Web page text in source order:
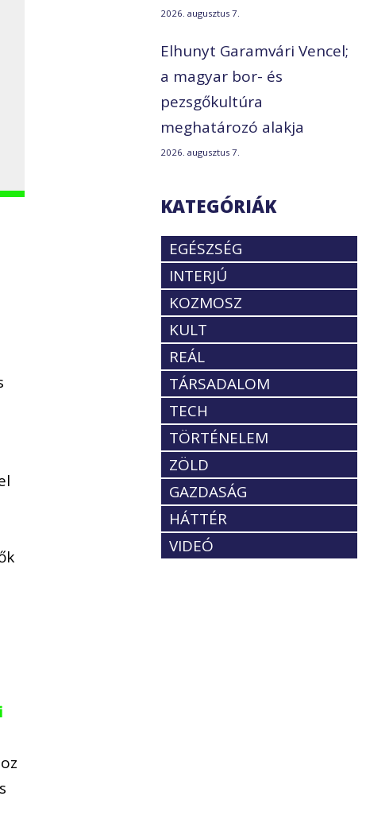
2026. augusztus 7.
Elhunyt Garamvári Vencel;
a magyar bor- és
pezsgőkultúra
meghatározó alakja
2026. augusztus 7.
KATEGÓRIÁK
EGÉSZSÉG
INTERJÚ
KOZMOSZ
KULT
REÁL
TÁRSADALOM
TECH
TÖRTÉNELEM
ZÖLD
GAZDASÁG
HÁTTÉR
VIDEÓ